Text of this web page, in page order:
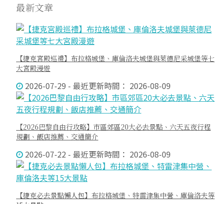
最新文章
【捷克宮殿巡禮】布拉格城堡、庫倫洛夫城堡與萊德尼采城堡等七
大宮殿漫遊
2026-07-29 - 最近更新時間： 2026-08-09
【2026巴黎自由行攻略】市區郊區20大必去景點、六天五夜行程
規劃、飯店推薦、交通簡介
2026-07-22 - 最近更新時間： 2026-08-09
【捷克必去景點懶人包】布拉格城堡、特雷津集中營、庫倫洛夫等